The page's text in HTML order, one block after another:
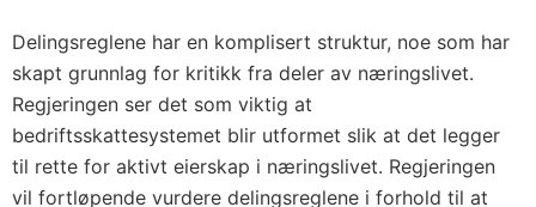
Delingsreglene har en komplisert struktur, noe som har
skapt grunnlag for kritikk fra deler av næringslivet.
Regjeringen ser det som viktig at
bedriftsskattesystemet blir utformet slik at det legger
til rette for aktivt eierskap i næringslivet. Regjeringen
vil fortløpende vurdere delingsreglene i forhold til at